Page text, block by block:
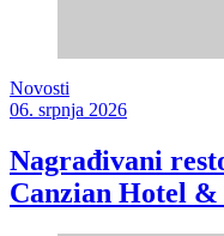
Novosti
06. srpnja 2026
Nagrađivani
Canzian Hotel &